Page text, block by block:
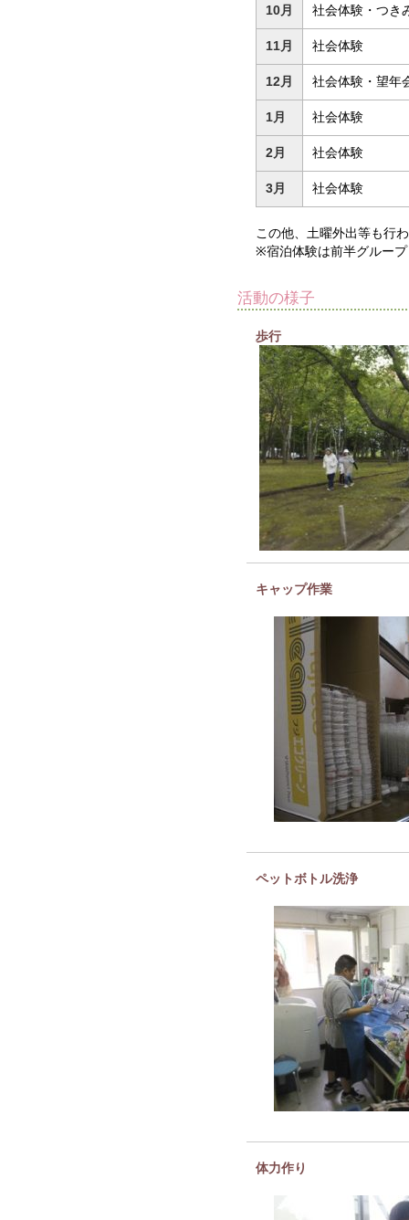
10月 社会体験・つき
11月 社会体験
12月 社会体験・望年
1月 社会体験
2月 社会体験
3月 社会体験
この他、土曜外出等も行
※宿泊体験は前半グルー
活動の様子
歩行
キャップ作業
ペットボトル洗浄
体力作り